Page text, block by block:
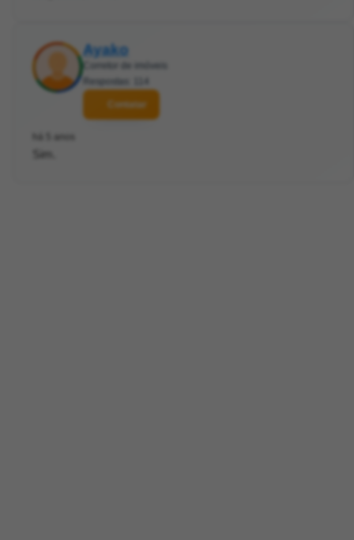
Ayako
Corretor de imóveis
Respostas: 114
Contatar
há 5 anos
Sim.